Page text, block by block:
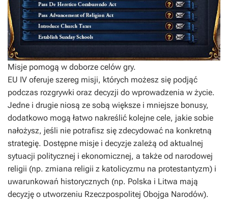
Misje pomogą w doborze celów gry.
EU IV oferuje szereg misji, których możesz się podjąć
podczas rozgrywki oraz decyzji do wprowadzenia w życie.
Jedne i drugie niosą ze sobą większe i mniejsze bonusy,
dodatkowo mogą łatwo nakreślić kolejne cele, jakie sobie
nałożysz, jeśli nie potrafisz się zdecydować na konkretną
strategię. Dostępne misje i decyzje zależą od aktualnej
sytuacji politycznej i ekonomicznej, a także od narodowej
religii (np. zmiana religii z katolicyzmu na protestantyzm) i
uwarunkowań historycznych (np. Polska i Litwa mają
decyzję o utworzeniu Rzeczpospolitej Obojga Narodów).